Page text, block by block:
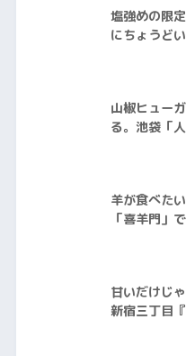
塩強めの限
にちょうど
山椒ヒュー
る。池袋「
羊が食べた
「喜羊門」
甘いだけじ
新宿三丁目